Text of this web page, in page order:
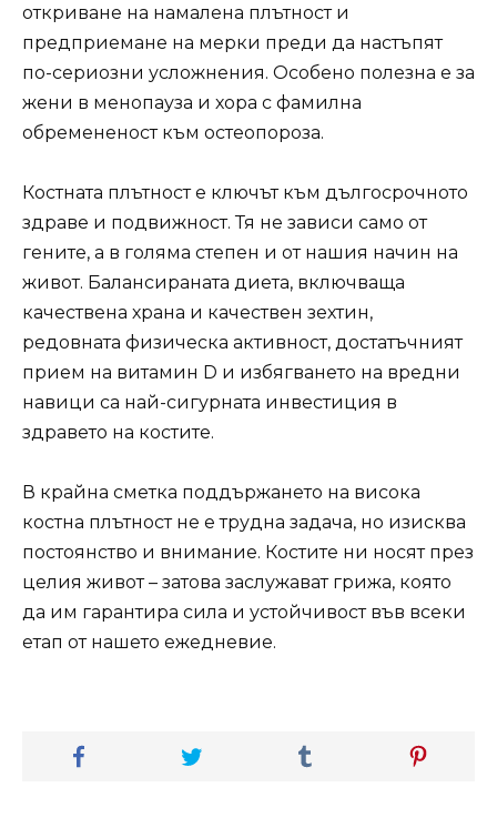
откриване на намалена плътност и
предприемане на мерки преди да настъпят
по-сериозни усложнения. Особено полезна е за
жени в менопауза и хора с фамилна
обремененост към остеопороза.
Костната плътност е ключът към дългосрочното
здраве и подвижност. Тя не зависи само от
гените, а в голяма степен и от нашия начин на
живот. Балансираната диета, включваща
качествена храна и качествен зехтин,
редовната физическа активност, достатъчният
прием на витамин D и избягването на вредни
навици са най-сигурната инвестиция в
здравето на костите.
В крайна сметка поддържането на висока
костна плътност не е трудна задача, но изисква
постоянство и внимание. Костите ни носят през
целия живот – затова заслужават грижа, която
да им гарантира сила и устойчивост във всеки
етап от нашето ежедневие.